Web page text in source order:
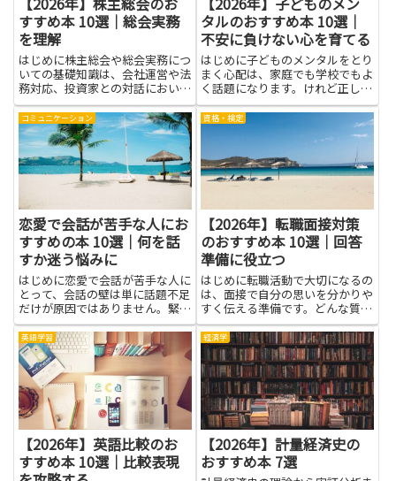
すすめ本 10選｜総会実務
を理解
はじめに株主総会や総会実務につ
いての基礎知識は、会社運営や法
務対応、投資家との対話において
とても役立ちます。議事運営や招
集手続き、議決権の扱いといった
基本を知ることで、事前準備がス
ムーズになりトラブルを減らせま
す。役員や事務担当者は議案作
成...
タルのおすすめ本 10選｜
不安に負けない心を育てる
はじめに子どものメンタルをとり
まく心配は、家庭でも学校でもよ
く話題になります。けれど正しい
本を選ぶと、子ども自身の気持ち
と向き合う力がそっと育ち、家族
の会話もやさしくなります。親や
先生が読み聞かせの時間を作る
と、安心感と信頼感が生まれ、困
り...
コミュニケーション
恋愛で会話が苦手な人にお
すすめの本 10選｜何を話
すか迷う悩みに
はじめに恋愛で会話が苦手な人に
とって、会話の壁は単に話題不足
だけが原因ではありません。緊張
や不安、相手への遠慮、自分の伝
え方への自信のなさが重なって、
何を話すか迷う悩みを深めること
が多いのです。本を読むことで得
られるのは、使えるフレーズや
具...
資格・検定
【2026年】転職面接対策
のおすすめ本 10選｜回答
準備に役立つ
はじめに転職活動で大切になるの
は、面接で自分の思いを分かりや
すく伝える準備です。どんな質問
が来るか想像し、答え方の流れを
つくることで、緊張をやわらげる
効果があります。この記事は、転
職面接対策に役立つ本を紹介しま
す。読みやすい文章と具体的な
例...
英語学習
【2026年】英語比較のお
すすめ本 10選｜比較表現
経済学
【2026年】計量経済史の
おすすめ本 7選